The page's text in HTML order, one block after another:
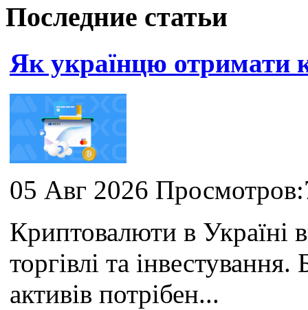
Последние статьи
Як українцю отримати
05 Авг 2026
Криптовалюти в Україні
торгівлі та
активів потрібен...